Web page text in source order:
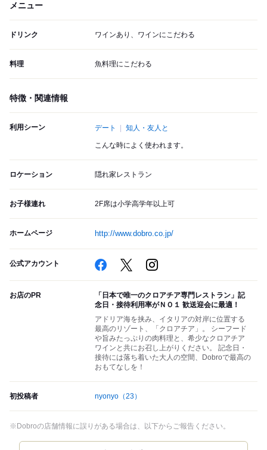
メニュー
ドリンク ワインあり、ワインにこだわる
料理 魚料理にこだわる
特徴・関連情報
利用シーン デート 知人・友人と
こんな時によく使われます。
ロケーション 隠れ家レストラン
お子様連れ 2F席は小学高学年以上可
ホームページ http://www.dobro.co.jp/
公式アカウント
お店のPR
「日本で唯一のクロアチア専門レストラン」記
念日・接待利用率がＮＯ１ 歓送迎会に最適！
アドリア海を挟み、イタリアの対岸に位置する
最高のリゾート、「クロアチア」。 シーフード
や旨みたっぷりの肉料理と、希少なクロアチア
ワインと共にお召し上がりください。 記念日・
接待には落ち着いた大人の空間、Dobroで最高の
おもてなしを！
初投稿者 nyonyo （23）
※Dobroの店舗情報に誤りがある場合は、以下からご報告ください。